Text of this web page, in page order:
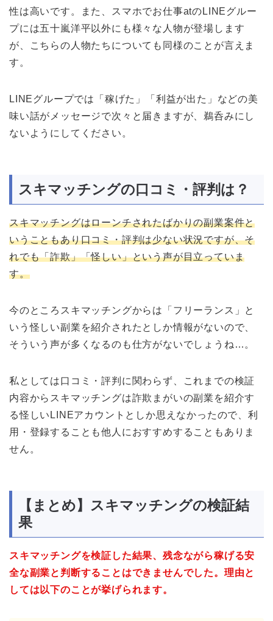
性は高いです。また、スマホでお仕事atのLINEグルー
プには五十嵐洋平以外にも様々な人物が登場します
が、こちらの人物たちについても同様のことが言えま
す。
LINEグループでは「稼げた」「利益が出た」などの美
味い話がメッセージで次々と届きますが、鵜呑みにし
ないようにしてください。
スキマッチングの口コミ・評判は？
スキマッチングはローンチされたばかりの副業案件と
いうこともあり口コミ・評判は少ない状況ですが、そ
れでも「詐欺」「怪しい」という声が目立っていま
す。
今のところスキマッチングからは「フリーランス」と
いう怪しい副業を紹介されたとしか情報がないので、
そういう声が多くなるのも仕方がないでしょうね…。
私としては口コミ・評判に関わらず、これまでの検証
内容からスキマッチングは詐欺まがいの副業を紹介す
る怪しいLINEアカウントとしか思えなかったので、利
用・登録することも他人におすすめすることもありま
せん。
【まとめ】スキマッチングの検証結
果
スキマッチングを検証した結果、残念ながら稼げる安
全な副業と判断することはできませんでした。理由と
しては以下のことが挙げられます。